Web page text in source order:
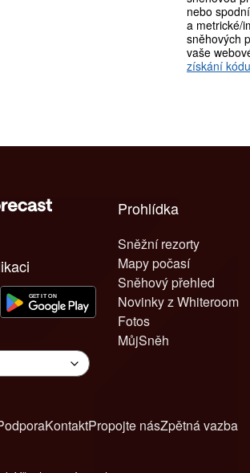
nebo
a metrické/
sněhových
vaše
získání
Prohlídka
Sněžní rezorty
Mapy počasí
Sněhový přehled
Novinky z Whiteroom
Fotos
MůjSněh
KontaktPropojte násZpětná vazba